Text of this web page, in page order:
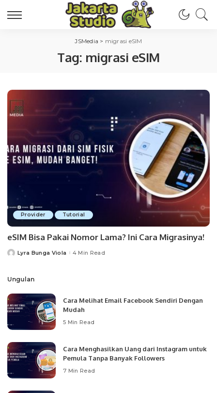
JSMedia > migrasi eSIM
Tag: migrasi eSIM
Provider Tutorial
eSIM Bisa Pakai Nomor Lama? Ini Cara Migrasinya!
PostedLyra Bunga Viola 4 Min Read
Ungulan
Cara Melihat Email Facebook Sendiri Dengan
Mudah
5 Min Read
Cara Menghasilkan Uang dari Instagram untuk
Pemula Tanpa Banyak Followers
7 Min Read